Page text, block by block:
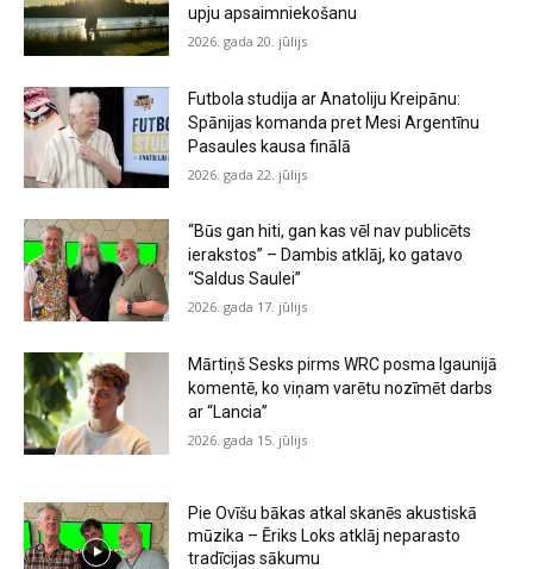
upju apsaimniekošanu
2026. gada 20. jūlijs
Futbola studija ar Anatoliju Kreipānu:
Spānijas komanda pret Mesi Argentīnu
Pasaules kausa finālā
2026. gada 22. jūlijs
“Būs gan hiti, gan kas vēl nav publicēts
ierakstos” – Dambis atklāj, ko gatavo
“Saldus Saulei”
2026. gada 17. jūlijs
Mārtiņš Sesks pirms WRC posma Igaunijā
komentē, ko viņam varētu nozīmēt darbs
ar “Lancia”
2026. gada 15. jūlijs
Pie Ovīšu bākas atkal skanēs akustiskā
mūzika – Ēriks Loks atklāj neparasto
tradīcijas sākumu